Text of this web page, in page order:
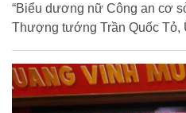
“Biểu dương nữ Công an cơ
Thượng tướng Trần Quốc
điều hành Bộ Công an dự và